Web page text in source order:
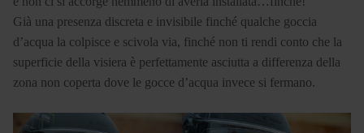
Già una presenza discreta e invisibile finché qualche goccia
d’acqua la colpisce e scivola via, finché non ti rendi conto che la
superficie della visiera è perfettamente asciutta a differenza della
zona non coperta dove le gocce d’acqua invece si fermano.